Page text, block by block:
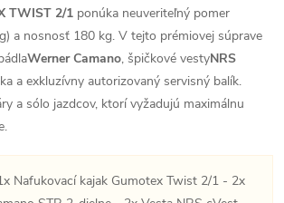
TWIST 2/1 ponúka neuveriteľný pomer
a nosnosť 180 kg. V tejto prémiovej súprave
Werner Camano, špičkové vestyNRS
a exkluzívny autorizovaný servisný balík.
a sólo jazdcov, ktorí vyžadujú maximálnu
Nafukovací kajak Gumotex Twist 2/1 - 2x